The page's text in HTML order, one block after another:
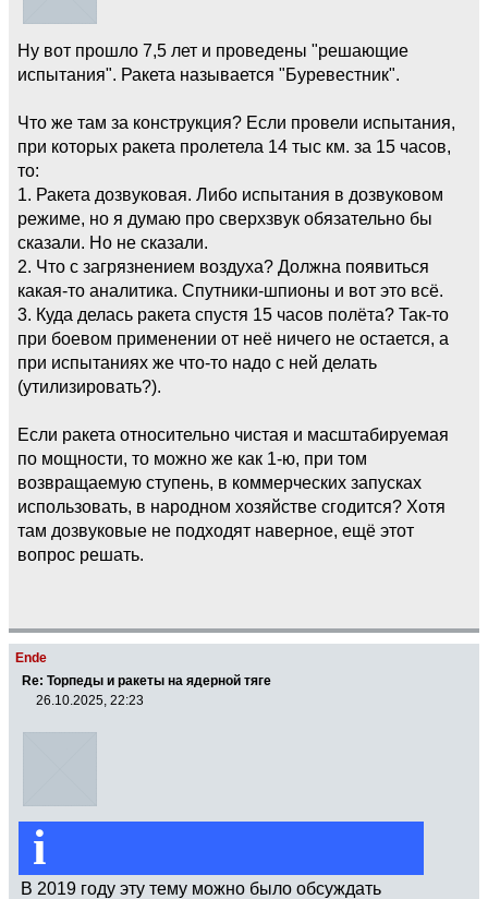
Ну вот прошло 7,5 лет и проведены "решающие
испытания". Ракета называется "Буревестник".
Что же там за конструкция? Если провели испытания,
при которых ракета пролетела 14 тыс км. за 15 часов,
то:
1. Ракета дозвуковая. Либо испытания в дозвуковом
режиме, но я думаю про сверхзвук обязательно бы
сказали. Но не сказали.
2. Что с загрязнением воздуха? Должна появиться
какая-то аналитика. Спутники-шпионы и вот это всё.
3. Куда делась ракета спустя 15 часов полёта? Так-то
при боевом применении от неё ничего не остается, а
при испытаниях же что-то надо с ней делать
(утилизировать?).
Если ракета относительно чистая и масштабируемая
по мощности, то можно же как 1-ю, при том
возвращаемую ступень, в коммерческих запусках
использовать, в народном хозяйстве сгодится? Хотя
там дозвуковые не подходят наверное, ещё этот
вопрос решать.
Ende
Re: Торпеды и ракеты на ядерной тяге
26.10.2025, 22:23
i
В 2019 году эту тему можно было обсуждать